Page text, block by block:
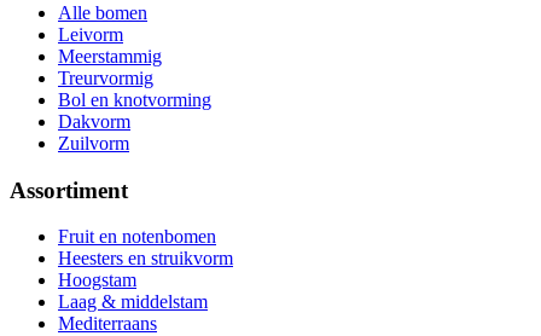
Alle bomen
Leivorm
Meerstammig
Treurvormig
Bol en knotvorming
Dakvorm
Zuilvorm
Assortiment
Fruit en notenbomen
Heesters en struikvorm
Hoogstam
Laag & middelstam
Mediterraans